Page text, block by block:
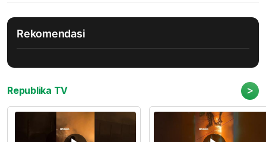
Rekomendasi
Republika TV >